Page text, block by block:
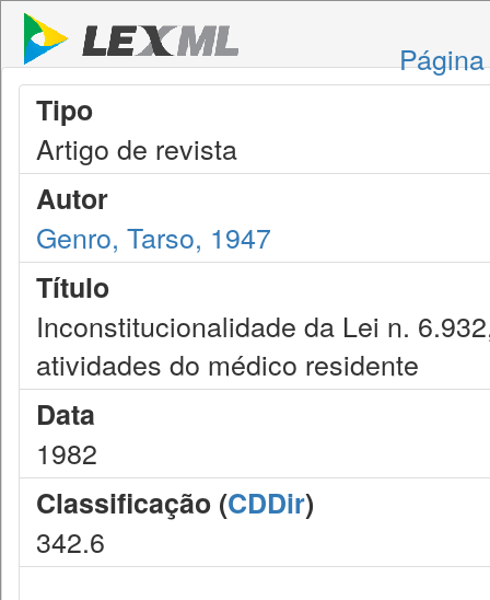
Tipo
Artigo de revista
Autor
Genro, Tarso, 1947
Título
Inconstitucionalidade da Lei n.
atividades do médico residente
Data
1982
Classificação (CDDir)
342.6